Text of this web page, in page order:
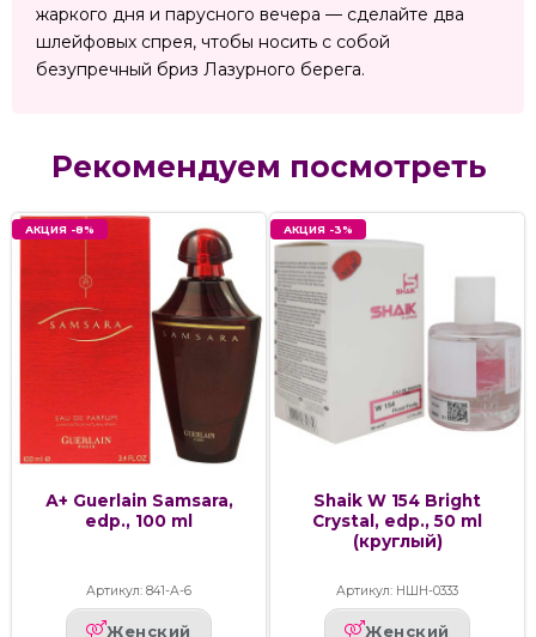
жаркого дня и парусного вечера — сделайте два
шлейфовых спрея, чтобы носить с собой
безупречный бриз Лазурного берега.
Рекомендуем посмотреть
АКЦИЯ -8%
А+ Guerlain Samsara,
edp., 100 ml
Артикул: 841-А-6
Женский
АКЦИЯ -3%
Shaik W 154 Bright
Crystal, edp., 50 ml
(круглый)
Артикул: НШН-0333
Женский